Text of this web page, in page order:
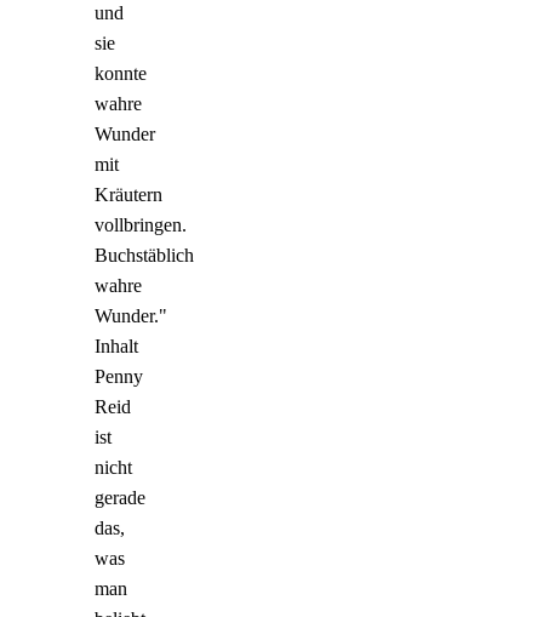
und
sie
konnte
wahre
Wunder
mit
Kräutern
vollbringen.
Buchstäblich
wahre
Wunder."
Inhalt
Penny
Reid
ist
nicht
gerade
das,
was
man